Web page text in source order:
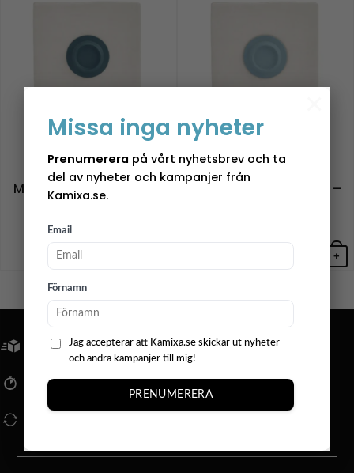
Missa inga nyheter
Prenumerera på vårt nyhetsbrev och ta
del av nyheter och kampanjer från
Kamixa.se.
Email
Förnamn
Jag accepterar att Kamixa.se skickar ut nyheter
och andra kampanjer till mig!
PRENUMERERA
Magnetisk tvålhållare –
Petrol
159,00
Magnetisk tvålhållare –
+
FRI FRAKT ÖVER 799KR
SNABBA LEVERANSER